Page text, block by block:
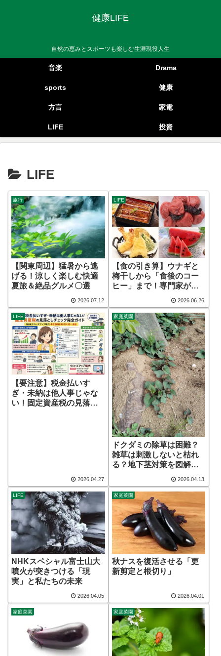
健康LIFE
自然の恵みとスポーツも楽しむ生涯現役人生
音楽 Drama
sports 健康
方言 家電
LIFE 投資
LIFE
旅行
【関東周辺】猛暑から逃
げる！涼しく楽しむ快適
夏旅＆絶品グルメ〇選
2026.07.12
LIFE
【食の引き算】ウナギと
梅干しから「食後のコー
ヒー」まで！専門家が明
るNG食べ合わせの科学
2026.06.26
LIFE
【要注意】税金払いす
ぎ・未納は他人事じゃな
い！固定資産税の見落と
2026.04.27
家庭菜園
ドクダミの除草は困難？
雑草は刺激しないと枯れ
る？地下茎対策を図解解
2026.04.13
LIFE
NHKスペシャル富士山大
噴火が突きつける「現
実」と私たちの未来
2026.04.05
家庭菜園
秋ナスを復活させる「更
新剪定と根切り」
2026.04.01
家庭菜園 家庭菜園